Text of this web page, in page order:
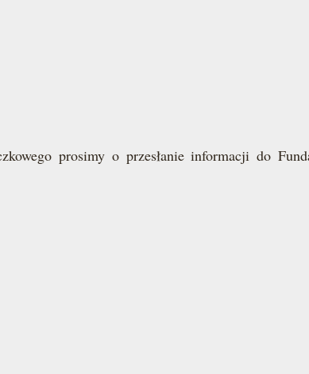
prosimy o przesłanie informacji do